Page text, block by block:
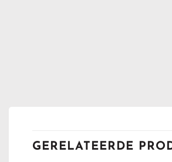
GERELATEERDE